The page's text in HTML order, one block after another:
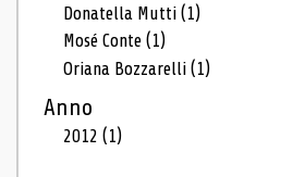
Donatella Mutti(1)
Mosé Conte(1)
Oriana Bozzarelli(1)
Anno
2012(1)